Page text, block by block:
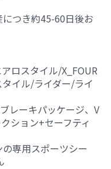
つき約45-60日後お
ロスタイル/X_FOUR
イル/ライダー/ライ
レーキパッケージ、V
ション+セーフティ
専用スポーツシー